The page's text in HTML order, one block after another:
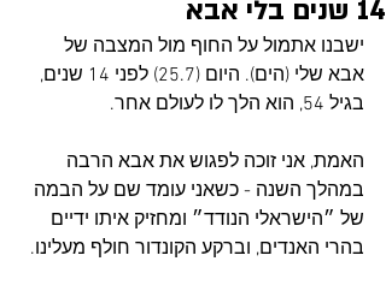
14 שנים בלי אבא
ישבנו אתמול על החוף מול המצבה של
אבא שלי (הים). היום (25.7) לפני 14 שנים,
בגיל 54, הוא הלך לו לעולם אחר.
האמת, אני זוכה לפגוש את אבא הרבה
במהלך השנה - כשאני עומד שם על הבמה
של ״הישראלי הנודד״ ומחזיק איתו ידיים
בהרי האנדים, וברקע הקונדור חולף מעלינו.